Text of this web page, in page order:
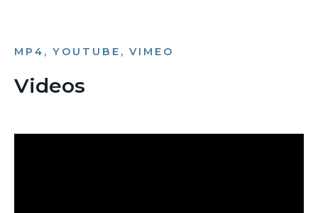
MP4, YOUTUBE, VIMEO
Videos